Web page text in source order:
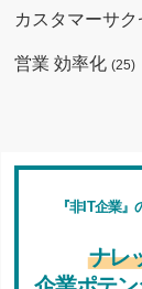
カスタマーサク
営業 効率化 (25)